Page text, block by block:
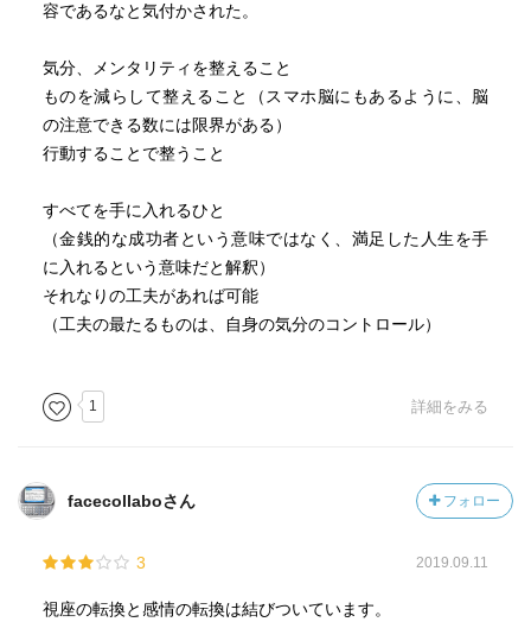
容であるなと気付かされた。
気分、メンタリティを整えること
ものを減らして整えること（スマホ脳にもあるように、脳
の注意できる数には限界がある）
行動することで整うこと
すべてを手に入れるひと
（金銭的な成功者という意味ではなく、満足した人生を手
に入れるという意味だと解釈）
それなりの工夫があれば可能
（工夫の最たるものは、自身の気分のコントロール）
1 詳細をみる
facecollaboさん フォロー
3 2019.09.11
視座の転換と感情の転換は結びついています。